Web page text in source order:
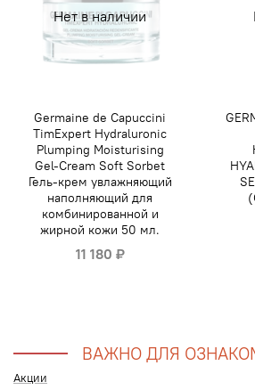
Нет в наличии
Germaine de Capuccini
TimExpert Hydraluronic
Plumping Moisturising
Gel-Cream Soft Sorbet
Гель-крем увлажняющий
наполняющий для
комбинированной и
жирной кожи 50 мл.
11 180 ₽
ВАЖНО ДЛЯ
Акции